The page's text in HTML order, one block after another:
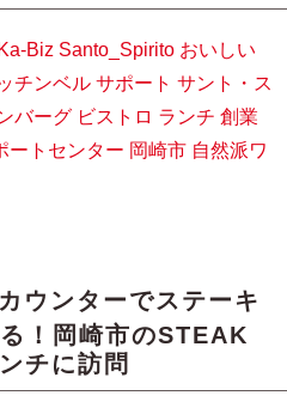
Biz Santo_Spirito おいしい
チンベル サポート サント・ス
バーグ ビストロ ランチ 創業
ートセンター 岡崎市 自然派ワ
ウンターでステーキ
！岡崎市のSTEAK
チに訪問